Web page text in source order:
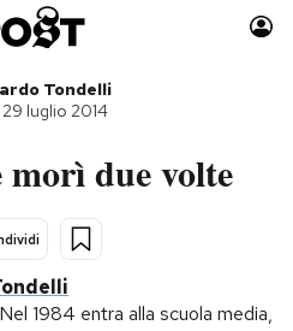
Auto
Libri
Storie/Idee
Tondelli
luglio 2014
morì due volte
1984 entra alla scuola media,